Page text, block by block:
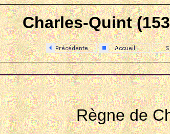
Charles-Quint
Règne de